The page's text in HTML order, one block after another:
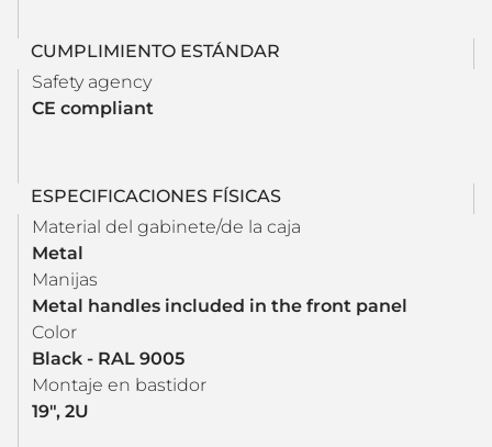
CUMPLIMIENTO ESTÁNDAR
Safety agency
CE compliant
ESPECIFICACIONES FÍSICAS
Material del gabinete/de la caja
Metal
Manijas
Metal handles included in the front panel
Color
Black - RAL 9005
Montaje en bastidor
19", 2U